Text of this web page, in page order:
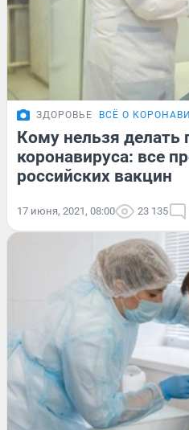
ЗДОРОВЬЕ ВСЁ О
Кому нельзя делать
коронавируса: все
российских вакцин
17 июня, 2021, 08:00 23 135